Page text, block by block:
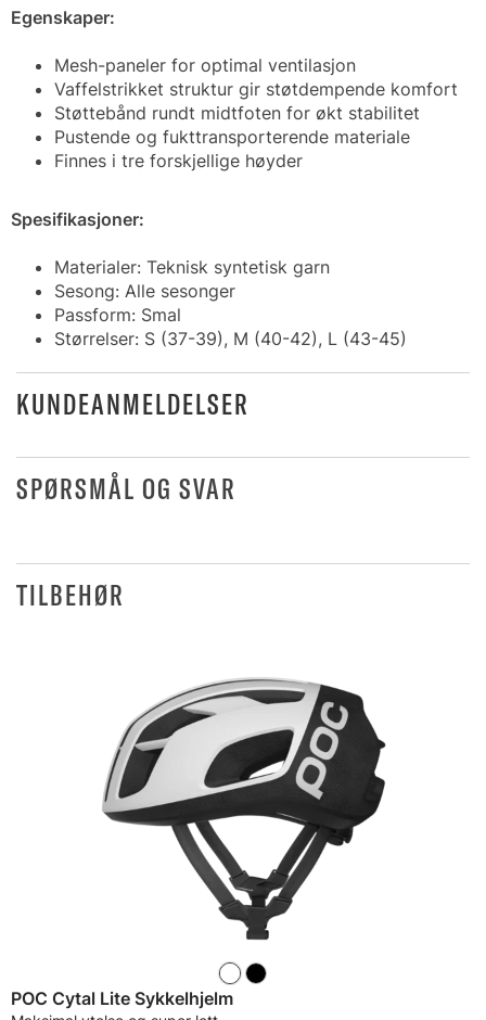
Egenskaper:
Mesh-paneler for optimal ventilasjon
Vaffelstrikket struktur gir støtdempende komfort
Støttebånd rundt midtfoten for økt stabilitet
Pustende og fukttransporterende materiale
Finnes i tre forskjellige høyder
Spesifikasjoner:
Materialer: Teknisk syntetisk garn
Sesong: Alle sesonger
Passform: Smal
Størrelser: S (37-39), M (40-42), L (43-45)
KUNDEANMELDELSER
SPØRSMÅL OG SVAR
TILBEHØR
POC Cytal Lite Sykkelhjelm